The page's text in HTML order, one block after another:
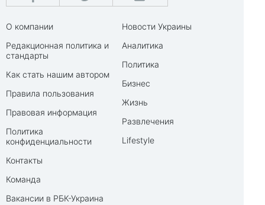
О компании
Редакционная политика и
стандарты
Как стать нашим автором
Правила пользования
Правовая информация
Политика
конфиденциальности
Контакты
Команда
Вакансии в РБК-Украина
Новости Украины
Аналитика
Политика
Бизнес
Жизнь
Развлечения
Lifestyle